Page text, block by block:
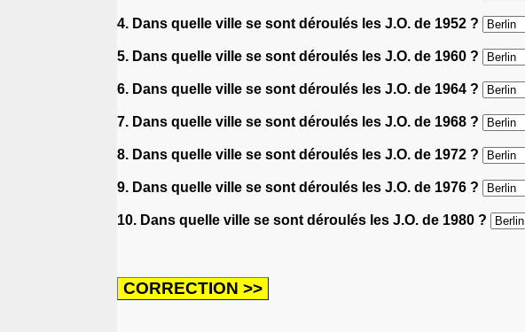
4. Dans quelle ville se sont déroulés les J.O. de 1952 ?
5. Dans quelle ville se sont déroulés les J.O. de 1960 ?
6. Dans quelle ville se sont déroulés les J.O. de 1964 ?
7. Dans quelle ville se sont déroulés les J.O. de 1968 ?
8. Dans quelle ville se sont déroulés les J.O. de 1972 ?
9. Dans quelle ville se sont déroulés les J.O. de 1976 ?
10. Dans quelle ville se sont déroulés les J.O. de 1980 ?